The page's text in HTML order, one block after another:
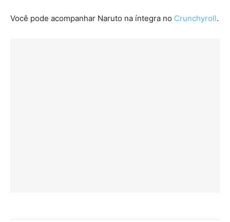
Você pode acompanhar Naruto na íntegra no Crunchyroll.